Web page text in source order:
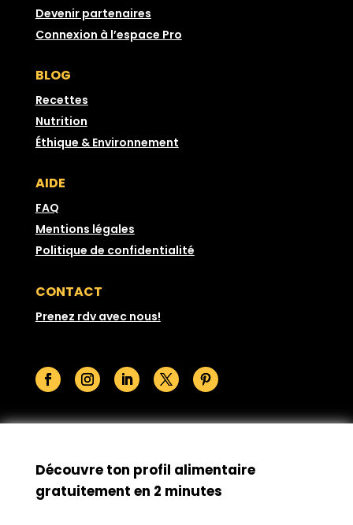
Devenir partenaires
Connexion à l’espace Pro
BLOG
Recettes
Nutrition
Éthique & Environnement
AIDE
FAQ
Mentions légales
Politique de confidentialité
CONTACT
Prenez rdv avec nous!
Découvre ton profil alimentaire
gratuitement en 2 minutes